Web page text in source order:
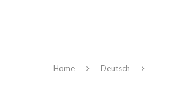
Home Deutsch